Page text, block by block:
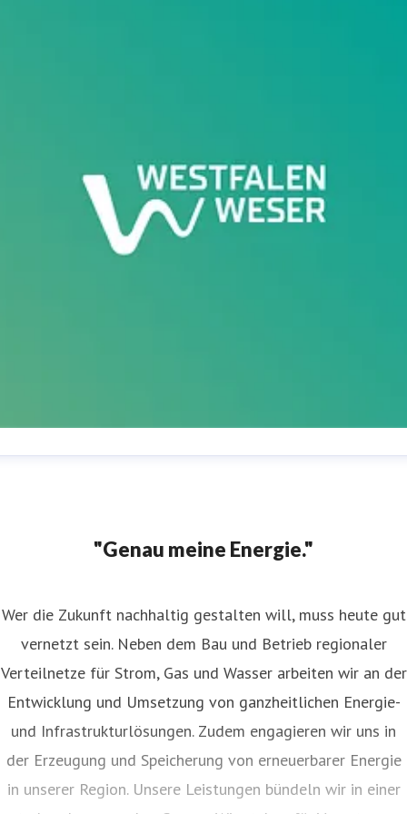
"Genau meine Energie."
Wer die Zukunft nachhaltig gestalten will, muss heute gut
vernetzt sein. Neben dem Bau und Betrieb regionaler
Verteilnetze für Strom, Gas und Wasser arbeiten wir an der
Entwicklung und Umsetzung von ganzheitlichen Energie-
und Infrastrukturlösungen. Zudem engagieren wir uns in
der Erzeugung und Speicherung von erneuerbarer Energie
in unserer Region. Unsere Leistungen bündeln wir in einer